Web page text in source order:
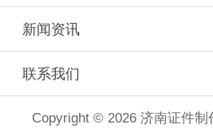
新闻资讯
联系我们
Copyright © 2026 济南证件